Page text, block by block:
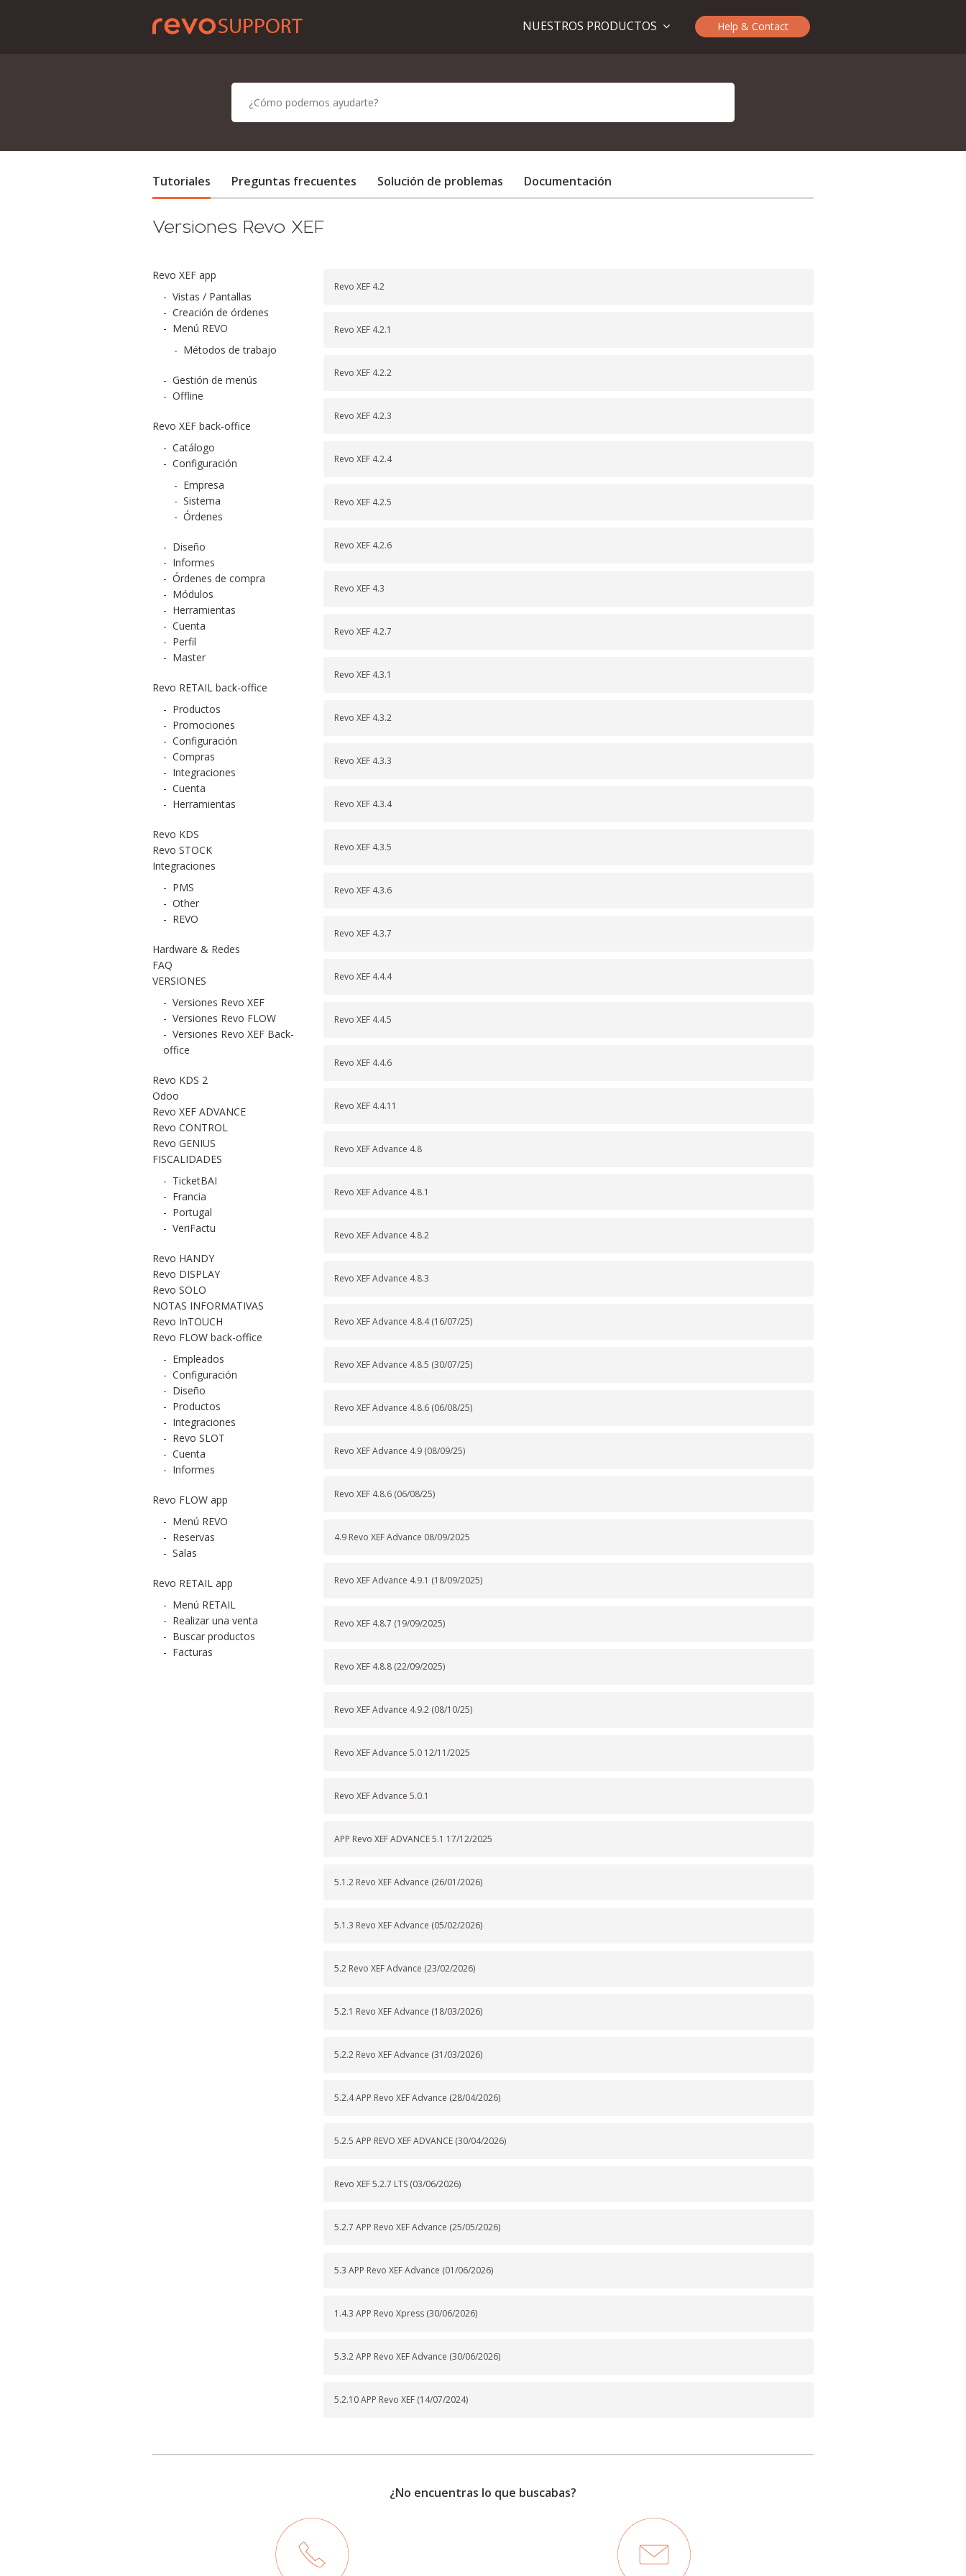
Help & Contact
NUESTROS PRODUCTOS
Tutoriales Preguntas frecuentes Solución de problemas Documentación
Versiones Revo XEF
Revo XEF app
- Vistas / Pantallas
- Creación de órdenes
- Menú REVO
- Métodos de trabajo
- Gestión de menús
- Offline
Revo XEF back-office
- Catálogo
- Configuración
- Empresa
- Sistema
- Órdenes
- Diseño
- Informes
- Órdenes de compra
- Módulos
- Herramientas
- Cuenta
- Perfil
- Master
Revo RETAIL back-office
- Productos
- Promociones
- Configuración
- Compras
- Integraciones
- Cuenta
- Herramientas
Revo KDS
Revo STOCK
Integraciones
- PMS
- Other
- REVO
Hardware & Redes
FAQ
VERSIONES
- Versiones Revo XEF
- Versiones Revo FLOW
- Versiones Revo XEF Back-
office
Revo KDS 2
Odoo
Revo XEF ADVANCE
Revo CONTROL
Revo GENIUS
FISCALIDADES
- TicketBAI
- Francia
- Portugal
- VeriFactu
Revo HANDY
Revo DISPLAY
Revo SOLO
NOTAS INFORMATIVAS
Revo InTOUCH
Revo FLOW back-office
- Empleados
- Configuración
- Diseño
- Productos
- Integraciones
- Revo SLOT
- Cuenta
- Informes
Revo FLOW app
- Menú REVO
- Reservas
- Salas
Revo RETAIL app
- Menú RETAIL
- Realizar una venta
- Buscar productos
- Facturas
Revo XEF 4.2
Revo XEF 4.2.1
Revo XEF 4.2.2
Revo XEF 4.2.3
Revo XEF 4.2.4
Revo XEF 4.2.5
Revo XEF 4.2.6
Revo XEF 4.3
Revo XEF 4.2.7
Revo XEF 4.3.1
Revo XEF 4.3.2
Revo XEF 4.3.3
Revo XEF 4.3.4
Revo XEF 4.3.5
Revo XEF 4.3.6
Revo XEF 4.3.7
Revo XEF 4.4.4
Revo XEF 4.4.5
Revo XEF 4.4.6
Revo XEF 4.4.11
Revo XEF Advance 4.8
Revo XEF Advance 4.8.1
Revo XEF Advance 4.8.2
Revo XEF Advance 4.8.3
Revo XEF Advance 4.8.4 (16/07/25)
Revo XEF Advance 4.8.5 (30/07/25)
Revo XEF Advance 4.8.6 (06/08/25)
Revo XEF Advance 4.9 (08/09/25)
Revo XEF 4.8.6 (06/08/25)
4.9 Revo XEF Advance 08/09/2025
Revo XEF Advance 4.9.1 (18/09/2025)
Revo XEF 4.8.7 (19/09/2025)
Revo XEF 4.8.8 (22/09/2025)
Revo XEF Advance 4.9.2 (08/10/25)
Revo XEF Advance 5.0 12/11/2025
Revo XEF Advance 5.0.1
APP Revo XEF ADVANCE 5.1 17/12/2025
5.1.2 Revo XEF Advance (26/01/2026)
5.1.3 Revo XEF Advance (05/02/2026)
5.2 Revo XEF Advance (23/02/2026)
5.2.1 Revo XEF Advance (18/03/2026)
5.2.2 Revo XEF Advance (31/03/2026)
5.2.4 APP Revo XEF Advance (28/04/2026)
5.2.5 APP REVO XEF ADVANCE (30/04/2026)
Revo XEF 5.2.7 LTS (03/06/2026)
5.2.7 APP Revo XEF Advance (25/05/2026)
5.3 APP Revo XEF Advance (01/06/2026)
1.4.3 APP Revo Xpress (30/06/2026)
5.3.2 APP Revo XEF Advance (30/06/2026)
5.2.10 APP Revo XEF (14/07/2024)
¿No encuentras lo que buscabas?